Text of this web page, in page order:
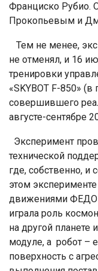
Франциско Рубио.
Прокопьевым и
Тем не менее,
не отменял, и 16
тренировки
«SKYBOT F-850»
совершившего
августе-сентябре
Эксперимент
технической
где, собственно, и
этом
движениями
играла роль
на другой планете
модуле, а робот –
поверхность с